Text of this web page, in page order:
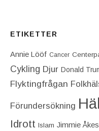
ETIKETTER
Annie Lööf Cancer
Cykling Djur Donald
Flyktingfrågan
Förundersökning
Idrott Islam Jimmie